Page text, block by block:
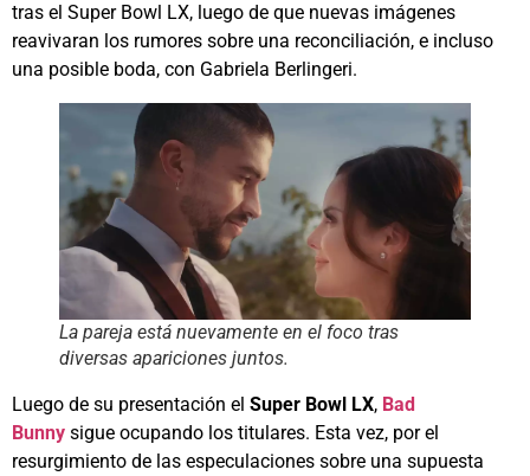
tras el Super Bowl LX, luego de que nuevas imágenes
reavivaran los rumores sobre una reconciliación, e incluso
una posible boda, con Gabriela Berlingeri.
La pareja está nuevamente en el foco tras
diversas apariciones juntos.
Luego de su presentación el Super Bowl LX, Bad
Bunny sigue ocupando los titulares. Esta vez, por el
resurgimiento de las especulaciones sobre una supuesta